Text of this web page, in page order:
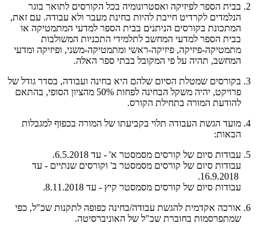
בבית הספר לפיזיקה ואסטרונומיה בכל הקורסים לתואר בוגר
הנלמדים לקרדיט חייבת להיות בחינת מעבר ולא עבודה. עם זאת,
המתכונת בקורסים הניתנים בבית הספר למדעי המתמטיקה או
בבית הספר למדעי המחשב לתלמידי התכניות המשולבות
מתמטיקה-פיזיקה, פיזיקה-ראשי ומתמטיקה-משני, ופיזיקה ומדעי
המחשב, תהיה על פי המקובל בבתי ספר האלה.
בקורסים שמטלת הסיום שלהם היא בחינה ועבודה, בסדר גודל של
פרויקט, יהיה משקל הבחינה לפחות 50% מהציון הסופי, בהתאם
להודעת המורה בתחילת הקורס.
מועד הגשת העבודה תלוי בקביעתו של המורה בכפוף למגבלות
הבאות:
עבודות סיום של קורסים מסמסטר א' - עד 6.5.2018.
​עבודות סיום של קורסים מסמסטר ב' וקורסים שנתיים - עד
​עבודות סיום של קורסים מסמסטר קיץ - עד 8.11.2018.
אורכה אקדמית להגשת עבודה/בחינה כפופה לתקנות שכ"ל, כפי
שמתפרסמות בחוברת שכ"ל של האוניברסיטה.